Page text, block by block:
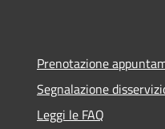
Prenotazione
Segnalazione
Leggi le FAQ